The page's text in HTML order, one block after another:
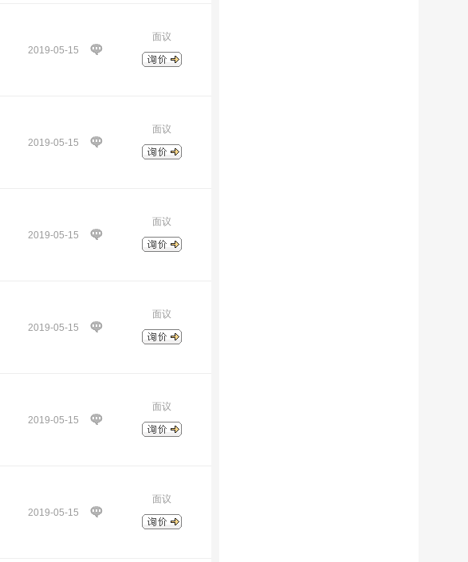
2019-05-15
面议
2019-05-15
面议
2019-05-15
面议
2019-05-15
面议
2019-05-15
面议
2019-05-15
面议